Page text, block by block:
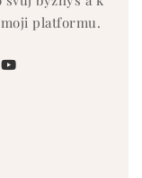
platformu.